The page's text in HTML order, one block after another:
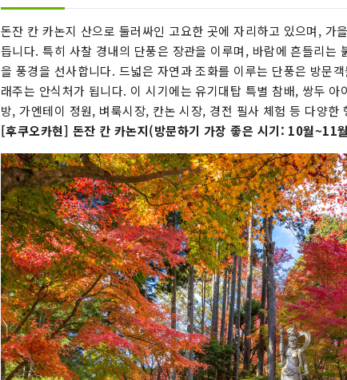
돈잔 칸 카논지 산으로 둘러싸인 고요한 곳에 자리하고 있으며, 가
듭니다. 특히 사찰 경내의 단풍은 장관을 이루며, 바람에 흔들리는
을 풍경을 선사합니다. 드넓은 자연과 조화를 이루는 단풍은 방문
래주는 안식처가 됩니다. 이 시기에는 유기대탑 특별 참배, 쌍두
방, 가엔테이 정원, 벼룩시장, 칸논 시장, 경전 필사 체험 등 다양한
[후쿠오카현] 돈잔 칸 카논지(방문하기 가장 좋은 시기: 10월~11